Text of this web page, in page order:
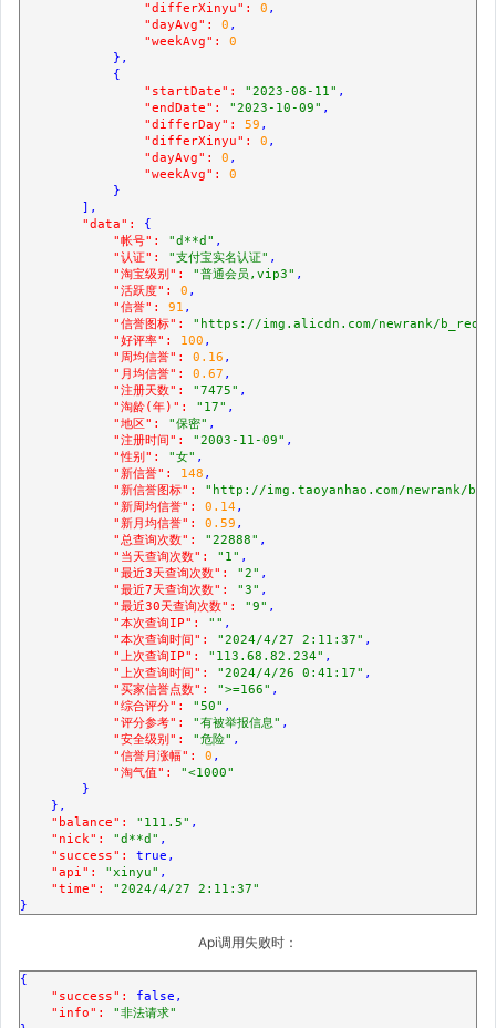
"differXinyu":
0 ,
"dayAvg":
0 ,
"weekAvg":
0
            },
            {
"startDate":
"2023-08-11" ,
"endDate":
"2023-10-09" ,
"differDay":
59 ,
"differXinyu":
0 ,
"dayAvg":
0 ,
"weekAvg":
0
            }
        ],
"data":
{
"帐号":
"d**d" ,
"认证":
"支付宝实名认证" ,
"淘宝级别":
"普通会员,vip3" ,
"活跃度":
0 ,
"信誉":
91 ,
"信誉图标":
"https://img.alicdn.com/newrank/
"好评率":
100 ,
"周均信誉":
0.16 ,
"月均信誉":
0.67 ,
"注册天数":
"7475" ,
"淘龄(年)":
"17" ,
"地区":
"保密" ,
"注册时间":
"2003-11-09" ,
"性别":
"女" ,
"新信誉":
148 ,
"新信誉图标":
"http://img.taoyanhao.com/newrank/
"新周均信誉":
0.14 ,
"新月均信誉":
0.59 ,
"总查询次数":
"22888" ,
"当天查询次数":
"1" ,
"最近3天查询次数":
"2" ,
"最近7天查询次数":
"3" ,
"最近30天查询次数":
"9" ,
"本次查询IP":
"" ,
"本次查询时间":
"2024/4/27 2:11:37" ,
"上次查询IP":
"113.68.82.234" ,
"上次查询时间":
"2024/4/26 0:41:17" ,
"买家信誉点数":
">=166" ,
"综合评分":
"50" ,
"评分参考":
"有被举报信息" ,
"安全级别":
"危险" ,
"信誉月涨幅":
0 ,
"淘气值":
"<1000"
        }
    },
"balance":
"111.5" ,
"nick":
"d**d" ,
"success":
true ,
"api":
"xinyu" ,
"time":
"2024/4/27 2:11:37"
}
Api调用失败时：
{
"success":
false ,
"info":
"非法请求"